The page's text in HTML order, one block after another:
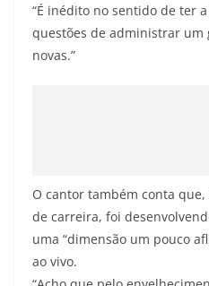
“É inédito no sentido de ter
questões de administrar um
novas.”
O cantor também conta
de carreira, foi
uma “dimensão um pouco
ao vivo.